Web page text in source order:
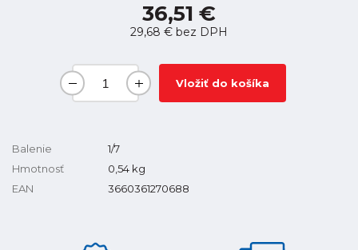
36,51 €
29,68 € bez DPH
Vložiť do košíka
Balenie
1/7
Hmotnosť
0,54 kg
EAN
3660361270688